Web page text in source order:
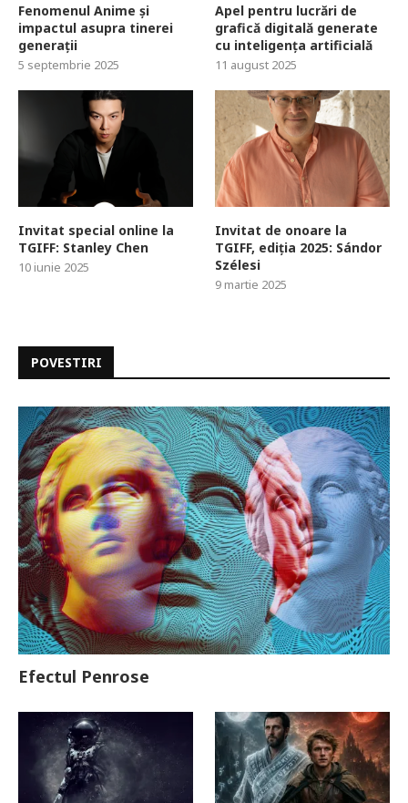
Fenomenul Anime și
impactul asupra tinerei
generații
5 septembrie 2025
Apel pentru lucrări de
grafică digitală generate
cu inteligența artificială
11 august 2025
Invitat special online la
TGIFF: Stanley Chen
10 iunie 2025
Invitat de onoare la
TGIFF, ediția 2025: Sándor
Szélesi
9 martie 2025
POVESTIRI
Efectul Penrose